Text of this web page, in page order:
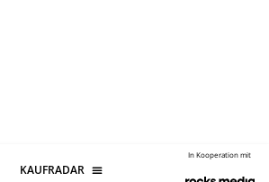
In Kooperation mit